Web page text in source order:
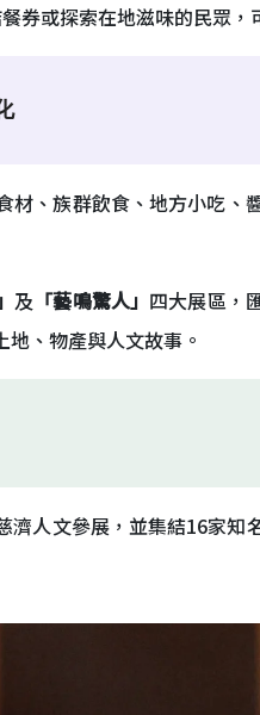
券或探索在地滋味的民眾，
、族群飲食、地方小吃
及 「藝鳴驚人」 四大展區，
、物產與人文故事。
人文參展，並集結16家